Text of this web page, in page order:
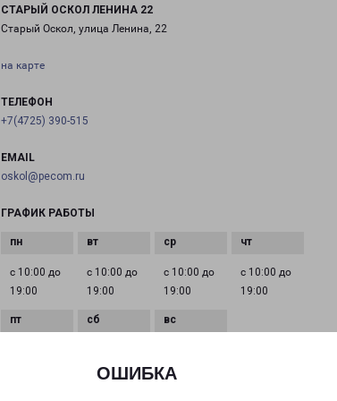
ОШИБКА
СТАРЫЙ ОСКОЛ ЛЕНИНА 22
Старый Оскол, улица Ленина, 22
на карте
ТЕЛЕФОН
+7(4725) 390-515
EMAIL
oskol@pecom.ru
ГРАФИК РАБОТЫ
с 10:00 до
19:00
с 10:00 до
19:00
с 10:00 до
19:00
с 10:00 до
19:00
19:00
19:00